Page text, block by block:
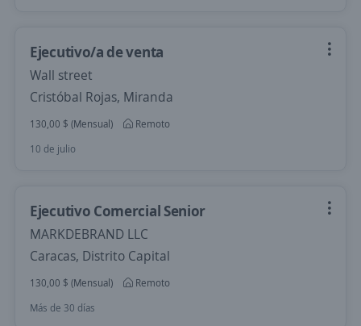
Ejecutivo/a de venta
Wall street
Cristóbal Rojas, Miranda
130,00 $ (Mensual)
Remoto
10 de julio
Ejecutivo Comercial Senior
MARKDEBRAND LLC
Caracas, Distrito Capital
130,00 $ (Mensual)
Remoto
Más de 30 días